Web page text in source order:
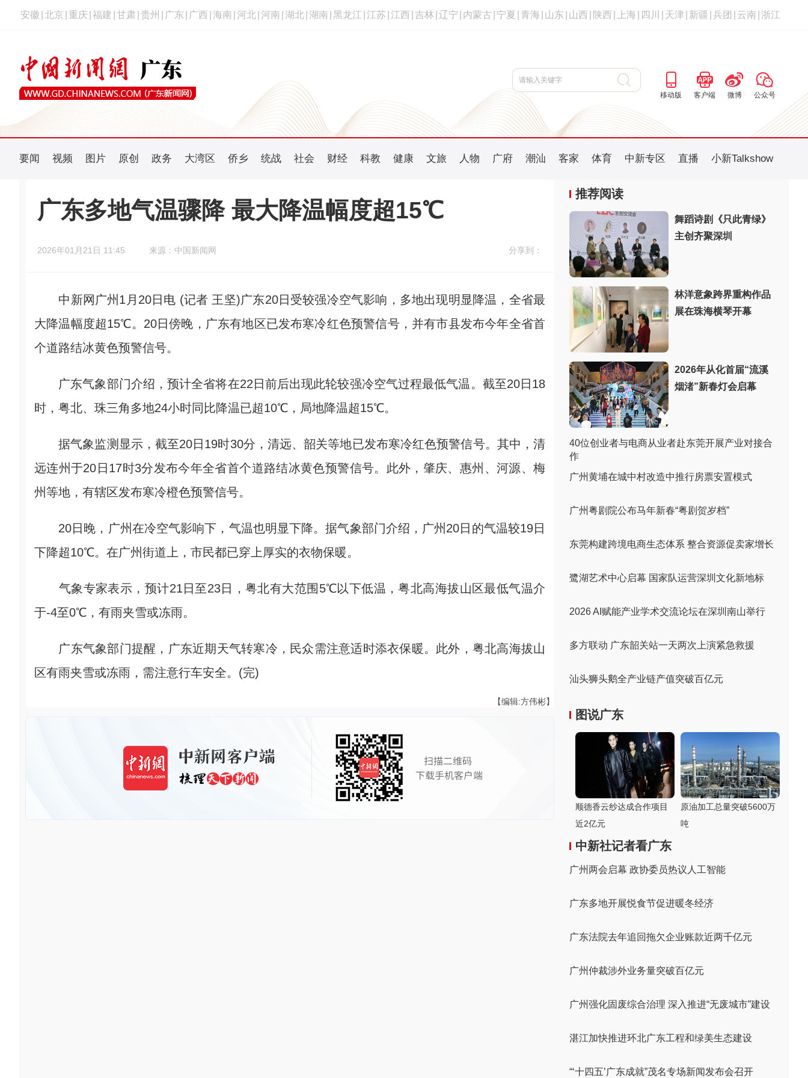
安徽 北京 重庆 福建 甘肃 贵州 广东 广西 海南 河北 河南 湖北 湖南 黑龙江 江苏 江西 吉林 辽宁 内蒙古 宁夏 青海 山东 山西 陕西 上海 四川 天津 新疆 兵团 云南 浙江
移动版 客户端 微博 公众号
要闻 视频 图片 原创 政务 大湾区 侨乡 统战 社会 财经 科教 健康 文旅 人物 广府 潮汕 客家 体育 中新专区 直播 小新Talkshow
广东多地气温骤降 最大降温幅度超15℃
2026年01月21日 11:45 来源：中国新闻网 分享到：
中新网广州1月20日电 (记者 王坚)广东20日受较强冷空气影响，多地出现明显降温，全省最
大降温幅度超15℃。20日傍晚，广东有地区已发布寒冷红色预警信号，并有市县发布今年全省首
个道路结冰黄色预警信号。
广东气象部门介绍，预计全省将在22日前后出现此轮较强冷空气过程最低气温。截至20日18
时，粤北、珠三角多地24小时同比降温已超10℃，局地降温超15℃。
据气象监测显示，截至20日19时30分，清远、韶关等地已发布寒冷红色预警信号。其中，清
远连州于20日17时3分发布今年全省首个道路结冰黄色预警信号。此外，肇庆、惠州、河源、梅
州等地，有辖区发布寒冷橙色预警信号。
20日晚，广州在冷空气影响下，气温也明显下降。据气象部门介绍，广州20日的气温较19日
下降超10℃。在广州街道上，市民都已穿上厚实的衣物保暖。
气象专家表示，预计21日至23日，粤北有大范围5℃以下低温，粤北高海拔山区最低气温介
于-4至0℃，有雨夹雪或冻雨。
广东气象部门提醒，广东近期天气转寒冷，民众需注意适时添衣保暖。此外，粤北高海拔山
区有雨夹雪或冻雨，需注意行车安全。(完)
【编辑:方伟彬】
推荐阅读
舞蹈诗剧《只此青绿》
主创齐聚深圳
林洋意象跨界重构作品
展在珠海横琴开幕
2026年从化首届“流溪
烟渚”新春灯会启幕
40位创业者与电商从业者赴东莞开展产业对接合
作
广州黄埔在城中村改造中推行房票安置模式
广州粤剧院公布马年新春“粤剧贺岁档”
东莞构建跨境电商生态体系 整合资源促卖家增长
鹭湖艺术中心启幕 国家队运营深圳文化新地标
2026 AI赋能产业学术交流论坛在深圳南山举行
多方联动 广东韶关站一天两次上演紧急救援
汕头狮头鹅全产业链产值突破百亿元
图说广东
顺德香云纱达成合作项目
近2亿元
原油加工总量突破5600万
吨
中新社记者看广东
广州两会启幕 政协委员热议人工智能
广东多地开展悦食节促进暖冬经济
广东法院去年追回拖欠企业账款近两千亿元
广州仲裁涉外业务量突破百亿元
广州强化固废综合治理 深入推进“无废城市”建设
湛江加快推进环北广东工程和绿美生态建设
“‘十四五’广东成就”茂名专场新闻发布会召开